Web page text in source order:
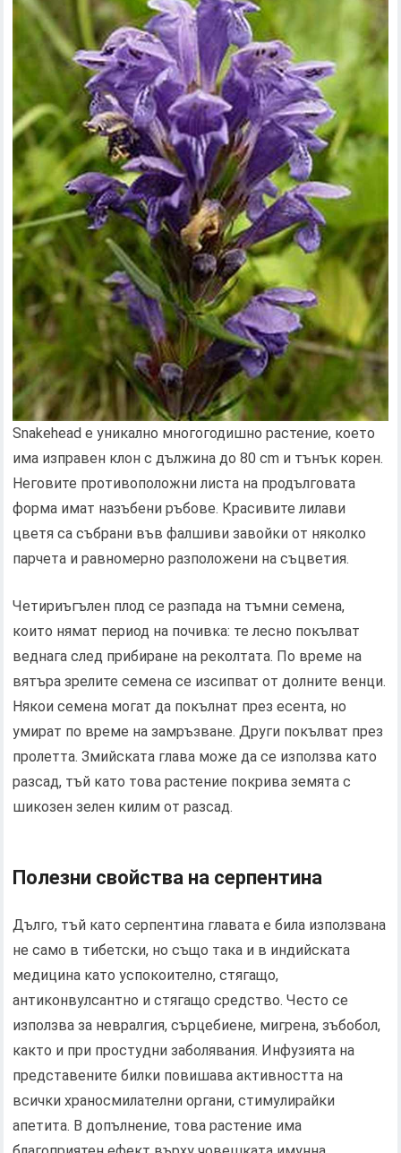
Snakehead е уникално многогодишно растение, което
има изправен клон с дължина до 80 cm и тънък корен.
Неговите противоположни листа на продълговата
форма имат назъбени ръбове. Красивите лилави
цветя са събрани във фалшиви завойки от няколко
парчета и равномерно разположени на съцветия.
Четириъгълен плод се разпада на тъмни семена,
които нямат период на почивка: те лесно покълват
веднага след прибиране на реколтата. По време на
вятъра зрелите семена се изсипват от долните венци.
Някои семена могат да покълнат през есента, но
умират по време на замръзване. Други покълват през
пролетта. Змийската глава може да се използва като
разсад, тъй като това растение покрива земята с
шикозен зелен килим от разсад.
Полезни свойства на серпентина
Дълго, тъй като серпентина главата е била използвана
не само в тибетски, но също така и в индийската
медицина като успокоително, стягащо,
антиконвулсантно и стягащо средство. Често се
използва за невралгия, сърцебиене, мигрена, зъбобол,
както и при простудни заболявания. Инфузията на
представените билки повишава активността на
всички храносмилателни органи, стимулирайки
апетита. В допълнение, това растение има